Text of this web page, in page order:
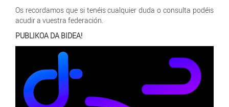
Os recordamos que si tenéis cualquier duda o consulta podéis
acudir a vuestra federación.
PUBLIKOA DA BIDEA!